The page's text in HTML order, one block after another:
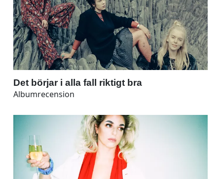
Det börjar i alla fall riktigt bra
Albumrecension